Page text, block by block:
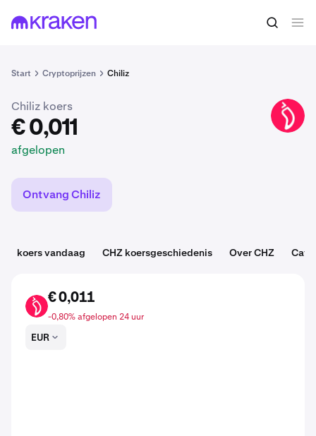
Start Cryptoprijzen Chiliz
€ 0,011 CHZ kopen
Chiliz koers
€ 0,011
afgelopen
CHZ
Ontvang Chiliz
koers vandaag CHZ koersgeschiedenis Over CHZ
CHZ
€ 0,011
-0,80% afgelopen 24 uur
EUR